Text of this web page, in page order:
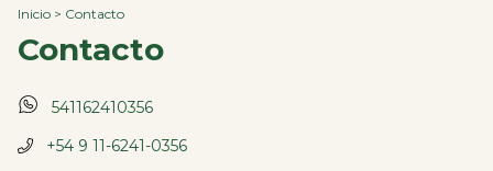
Inicio > Contacto
Contacto
541162410356
+54 9 11-6241-0356